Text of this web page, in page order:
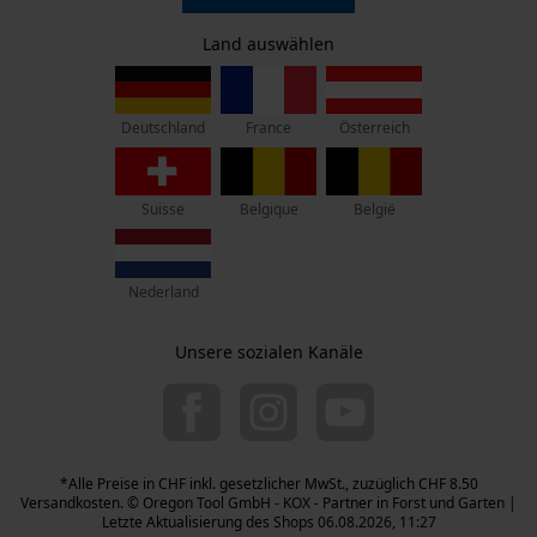
KOX – Partner in Forst und Garten
Lise-Meitner-Str. 4
D-70736 Fellbach
Retouren-Adresse:
Beim Erlenwäldchen 14/2
71522 Backnang
Mo.-Fr.: 07:00 - 18:00 Uhr
Land auswählen
Deutschland France Österreich
Suisse Belgique België
Nederland
Unsere sozialen Kanäle
*Alle Preise in CHF inkl. gesetzlicher MwSt., zuzüglich CHF 8.50
Versandkosten. © Oregon Tool GmbH - KOX - Partner in Forst und Garten |
Letzte Aktualisierung des Shops 06.08.2026, 11:27